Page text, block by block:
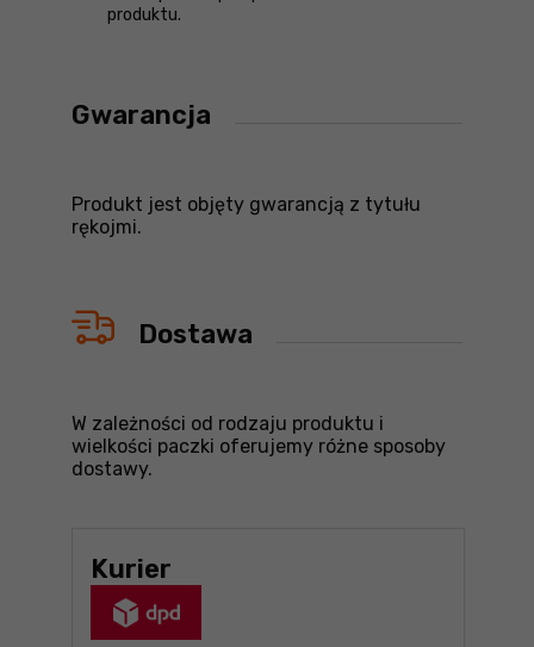
produktu.
Gwarancja
Produkt jest objęty gwarancją z tytułu
rękojmi.
Dostawa
W zależności od rodzaju produktu i
wielkości paczki oferujemy różne sposoby
dostawy.
Kurier